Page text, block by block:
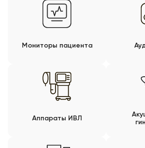
Мониторы пациента
Аппараты ИВЛ